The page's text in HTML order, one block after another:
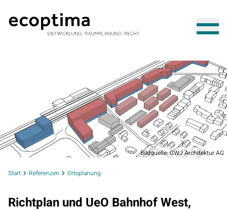
Bildquelle: GWJ Architektur AG
Start Referenzen Ortsplanung
Richtplan und UeO Bahnhof West,